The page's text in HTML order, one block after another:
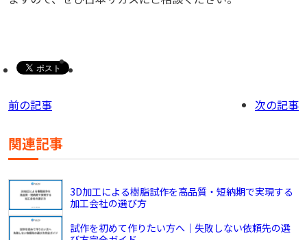
前の記事 次の記事
関連記事
3D加工による樹脂試作を高品質・短納期で実現する
加工会社の選び方
試作を初めて作りたい方へ｜失敗しない依頼先の選